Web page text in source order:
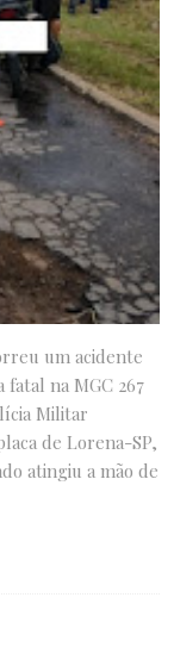
um acidente
na MGC 267
Militar
de Lorena-SP,
atingiu a mão de